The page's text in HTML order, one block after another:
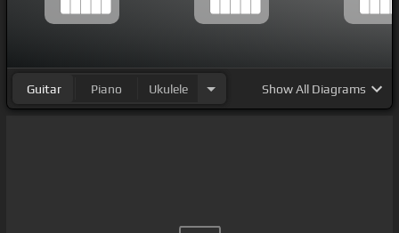
Guitar Piano Ukulele ShowAll Diagrams